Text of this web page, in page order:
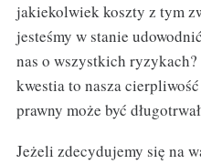
jakiekolwiek koszty z tym
jesteśmy w stanie
nas o wszystkich
kwestia to nasza
prawny może być
Jeżeli zdecydujemy się na